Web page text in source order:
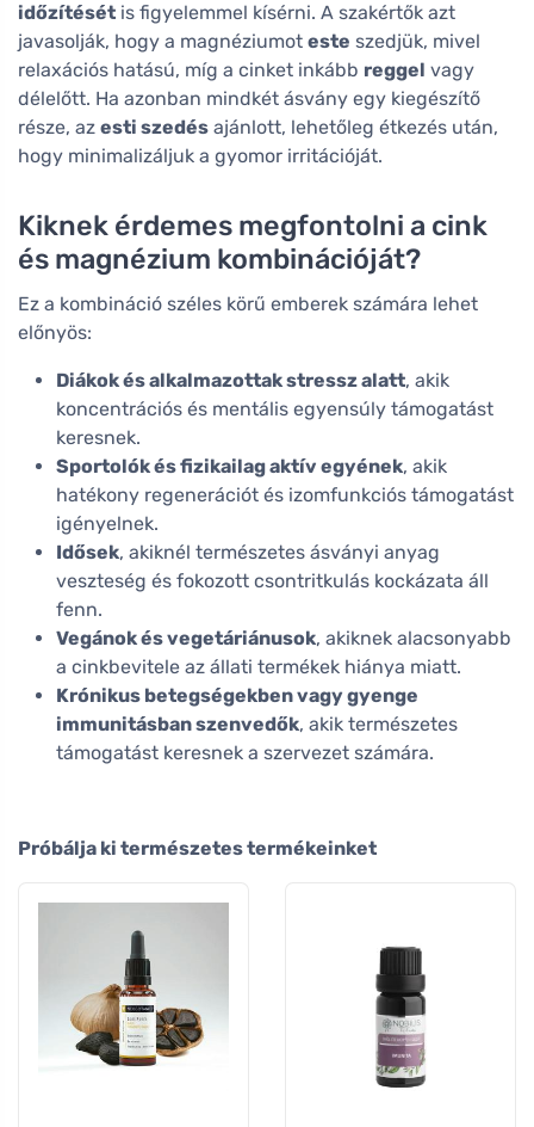
időzítését is figyelemmel kísérni. A szakértők azt
javasolják, hogy a magnéziumot este szedjük, mivel
relaxációs hatású, míg a cinket inkább reggel vagy
délelőtt. Ha azonban mindkét ásvány egy kiegészítő
része, az esti szedés ajánlott, lehetőleg étkezés után,
hogy minimalizáljuk a gyomor irritációját.
Kiknek érdemes megfontolni a cink
és magnézium kombinációját?
Ez a kombináció széles körű emberek számára lehet
előnyös:
Diákok és alkalmazottak stressz alatt, akik
koncentrációs és mentális egyensúly támogatást
keresnek.
Sportolók és fizikailag aktív egyének, akik
hatékony regenerációt és izomfunkciós támogatást
igényelnek.
Idősek, akiknél természetes ásványi anyag
veszteség és fokozott csontritkulás kockázata áll
fenn.
Vegánok és vegetáriánusok, akiknek alacsonyabb
a cinkbevitele az állati termékek hiánya miatt.
Krónikus betegségekben vagy gyenge
immunitásban szenvedők, akik természetes
támogatást keresnek a szervezet számára.
Próbálja ki természetes termékeinket